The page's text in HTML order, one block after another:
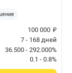
100 000 ₽
7 - 168 дней
36.500 - 292.000%
0.1 - 0.8%